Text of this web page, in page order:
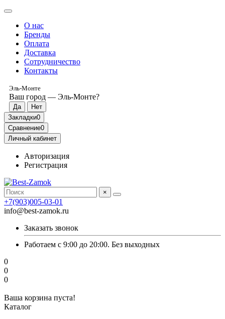
О нас
Бренды
Оплата
Доставка
Сотрудничество
Контакты
Эль-Монте
Ваш город — Эль-Монте?
Закладки0
Сравнение0
Личный кабинет
Авторизация
Регистрация
×
+7(903)005-03-01
info@best-zamok.ru
Заказать звонок
Работаем с 9:00 до 20:00. Без выходных
0
0
0
Ваша корзина пуста!
Каталог